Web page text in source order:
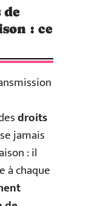
de
: ce
droits
jamais
: il
à chaque